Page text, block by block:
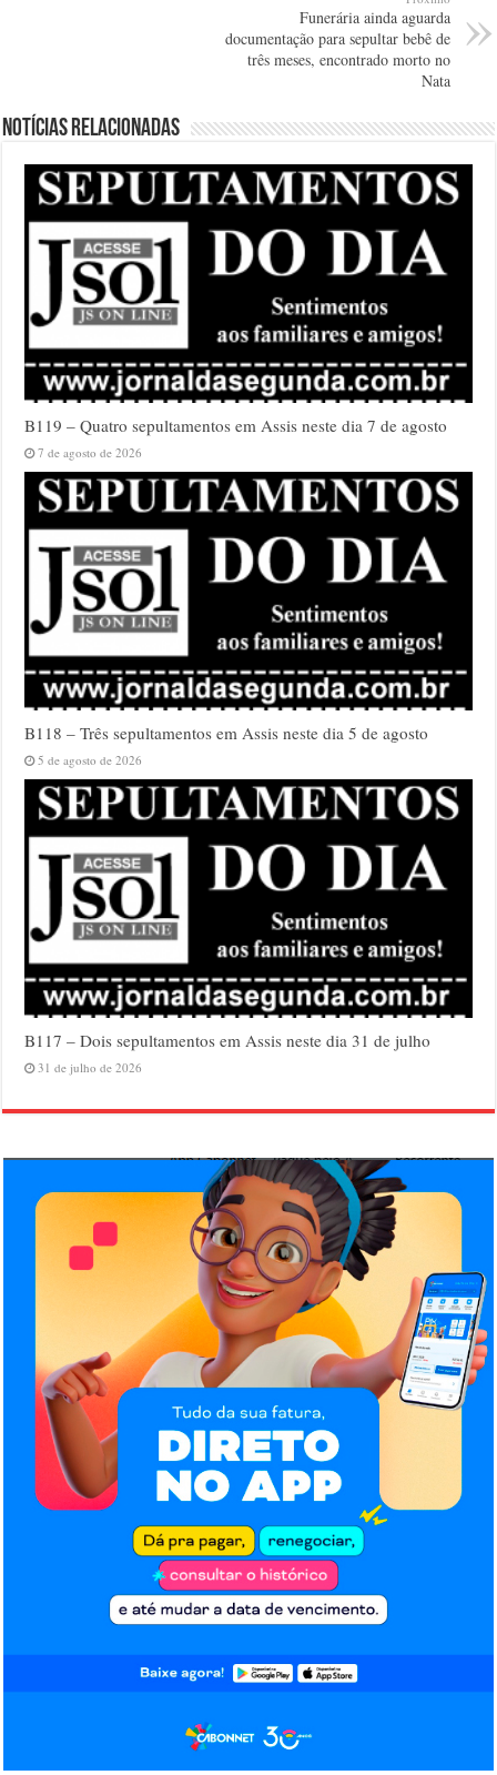
Funerária ainda aguarda
documentação para sepultar bebê de
três meses, encontrado morto no
Nata
Notícias relacionadas
B119 – Quatro sepultamentos em Assis neste dia 7 de agosto
7 de agosto de 2026
B118 – Três sepultamentos em Assis neste dia 5 de agosto
5 de agosto de 2026
B117 – Dois sepultamentos em Assis neste dia 31 de julho
31 de julho de 2026